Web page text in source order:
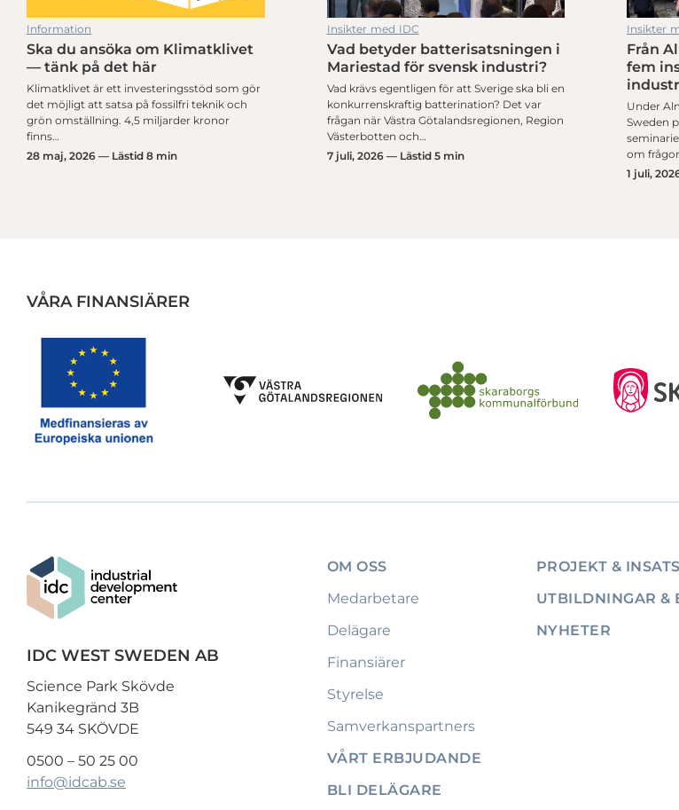
Information
Ska du ansöka om Klimatklivet
— tänk på det här
Klimatklivet är ett investeringsstöd som gör
det möjligt att satsa på fossilfri teknik och
grön omställning. 4,5 miljarder kronor
finns…
28 maj, 2026 — Lästid 8 min
Insikter med IDC
Vad betyder batterisatsningen i
Mariestad för svensk industri?
Vad krävs egentligen för att Sverige ska bli en
konkurrenskraftig batterination? Det var
frågan när Västra Götalandsregionen, Region
Västerbotten och…
7 juli, 2026 — Lästid 5 min
Insikter
industrin i Västsverige
Från
fem
Under
Sweden
om
1 juli,
Industry In West hjälper västsvensk industri att ställa om
VÅRA FINANSIÄRER
IDC WEST SWEDEN AB
Science Park Skövde
Kanikegränd 3B
549 34 SKÖVDE
0500 – 50 25 00
info@idcab.se
OM OSS
Medarbetare
Delägare
Finansiärer
Styrelse
Samverkanspartners
VÅRT ERBJUDANDE
BLI DELÄGARE
PROJEKT &
UTBILDNINGAR &
NYHETER